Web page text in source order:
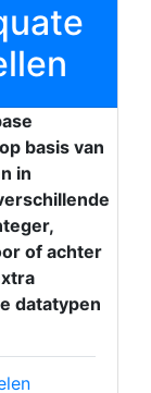
basis van
in
of achter
datatypen